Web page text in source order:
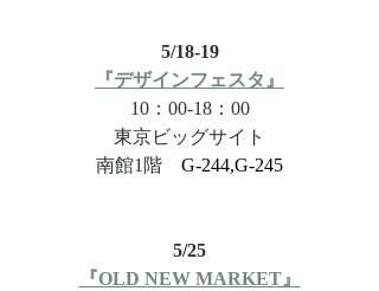
5/18-19
『デザインフェスタ』
10：00-18：00
東京ビッグサイト
南館1階 G-244,G-245
5/25
『OLD NEW MARKET』